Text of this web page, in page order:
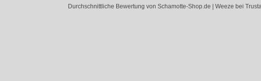
Durchschnittliche Bewertung von Schamotte-Shop.de | Weeze bei